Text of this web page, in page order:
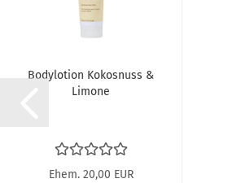
Bodylotion Kokosnuss &
Limone
Ehem. 20,00 EUR